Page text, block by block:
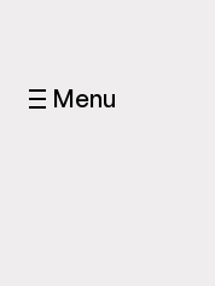
Menu